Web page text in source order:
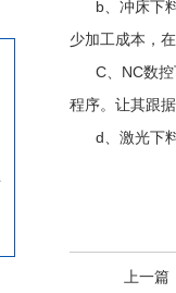
b、冲床下
少加工成本，
C、NC数
程序。让其跟
d、激光下
上一篇